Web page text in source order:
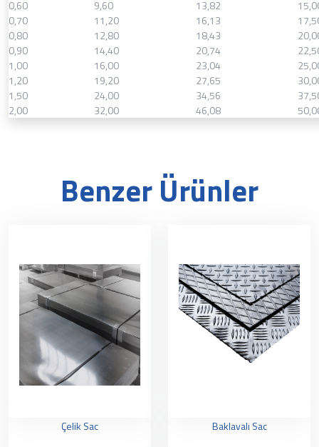
0,60 9,60 13,82
0,70
11,20 16,13
0,80
12,80 18,43
0,90
14,40 20,74
1,00
16,00 23,04
1,20
19,20 27,65
1,50
24,00 34,56
2,00
32,00 46,08
Benzer Ürünler
Çelik Sac Baklavalı Sac